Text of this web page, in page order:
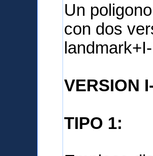
Un
con dos
VERSION
TIPO 1: